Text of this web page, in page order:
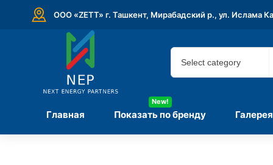
ООО «ZETT» г. Ташкент, Мирабадский р., ул. Ислама
Главная Показать по бренду
New!
Галерея